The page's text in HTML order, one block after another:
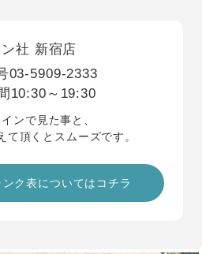
ン社 新宿店
03-5909-2333
10:30～19:30
ンで見た事と、
て頂くとスムーズです。
ク表についてはコチラ